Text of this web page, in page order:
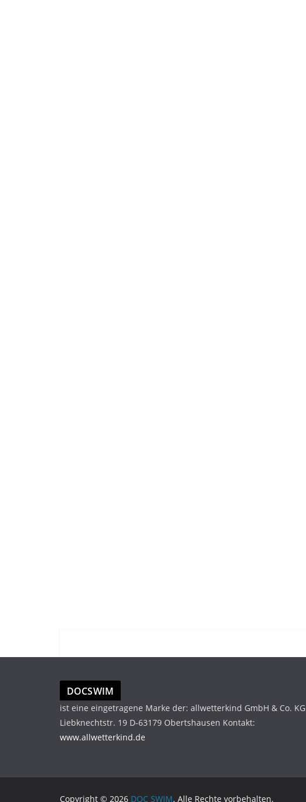
DOCSWIM
ist eine eingetragene Marke der: allwetterkind GmbH & Co. KG
Liebknechtstr. 19 D-63179 Obertshausen Kontakt:
www.allwetterkind.de
Copyright © 2026 DOC SWIM. Alle Rechte vorbehalten.